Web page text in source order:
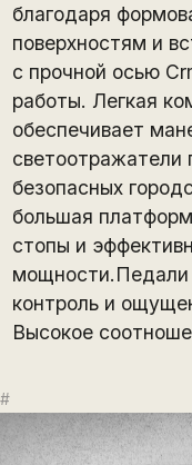
благодаря
поверхностям и
с прочной осью
работы. Легкая
обеспечивает
безопасных
большая
стопы и
мощности.Педали
контроль и
Высокое
#